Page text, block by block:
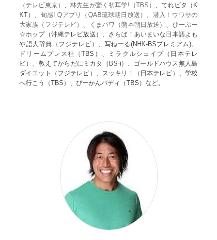
（テレビ東京）
、林先生が驚く初耳学!（TBS）
、てれビタ（K
KT）、 旬感! Qアプリ（QAB琉球朝日放送）
潜入！ウワサの
大家族（フジテレビ）
くまパワ（熊本朝日放送）
、ひーぷー
☆ホップ（沖縄テレビ放送）、さらば！あいまいな日本語よも
や語大辞典（フジテレビ）、写ねーる(NHK-BSプレミアム)、
ドリームプレス社（TBS）、ミラクルシェイプ（日本テレ
ビ）、教えてからだにミカタ（BS-i）、ゴールドハウス無人島
ダイエット（フジテレビ）、スッキリ！（日本テレビ）、学校
へ行こう（TBS）、ぴーかんバディ（TBS）など。